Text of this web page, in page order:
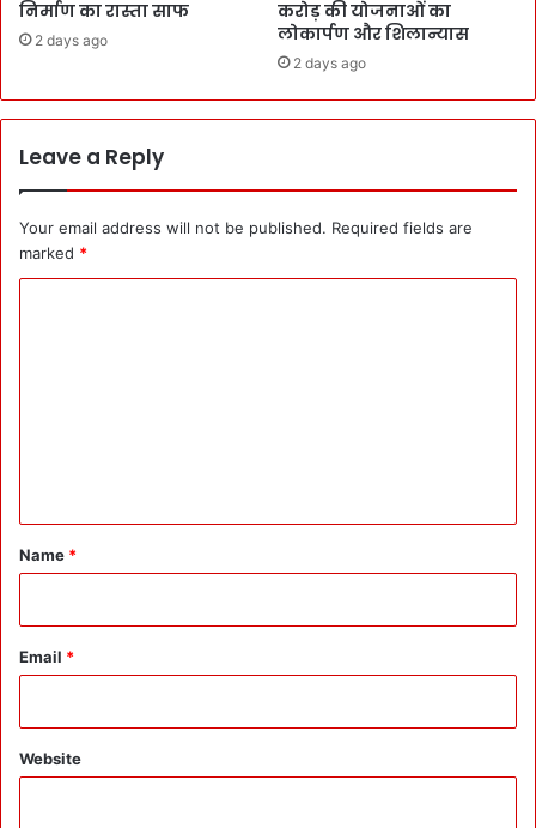
निर्माण का रास्ता साफ
2 days ago
करोड़ की योजनाओं का
लोकार्पण और शिलान्यास
2 days ago
Leave a Reply
Your email address will not be published. Required fields are
marked *
*
Name *
Email *
Website